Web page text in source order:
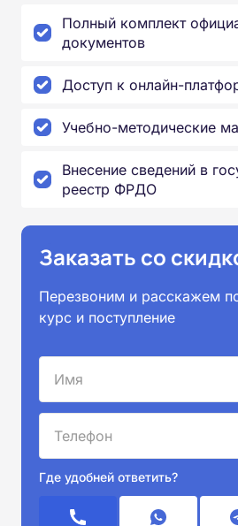
Полный комплект
документов
Доступ к онлайн-
Учебно-методические
Внесение сведений в
реестр ФРДО
Заказать со
Перезвоним и расскажем
курс и поступление
Где удобней ответить?